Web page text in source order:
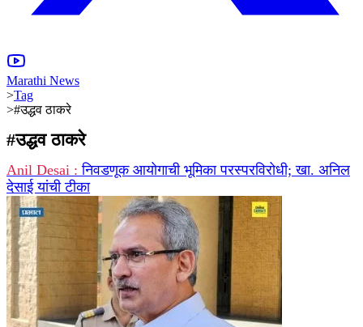
Marathi News
>Tag
>#उद्धव ठाकरे
#उद्धव ठाकरे
Anil Desai : निवडणूक आयोगाची भूमिका परस्परविरोधी; खा. अनिल
देसाई यांची टीका